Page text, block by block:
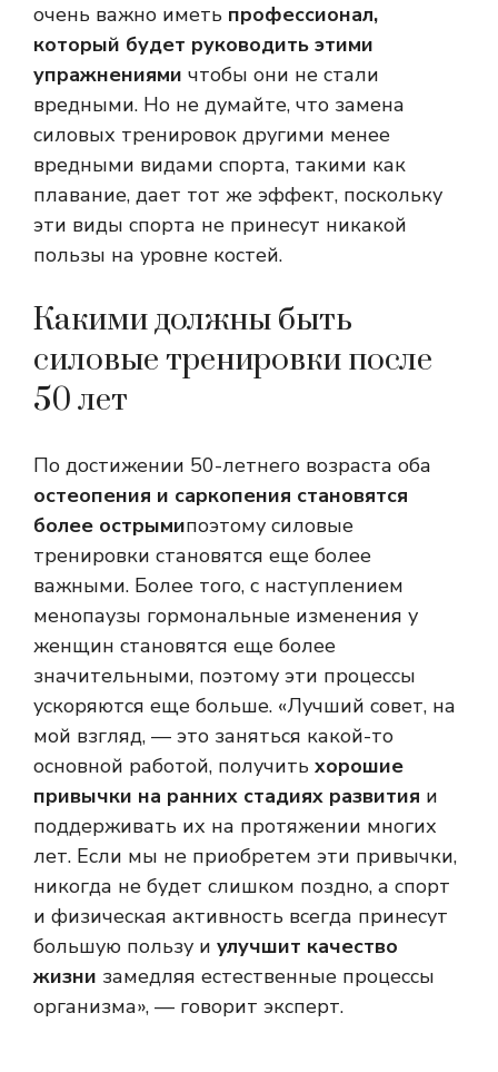
очень важно иметь профессионал,
который будет руководить этими
упражнениями чтобы они не стали
вредными. Но не думайте, что замена
силовых тренировок другими менее
вредными видами спорта, такими как
плавание, дает тот же эффект, поскольку
эти виды спорта не принесут никакой
пользы на уровне костей.
Какими должны быть
силовые тренировки после
50 лет
По достижении 50-летнего возраста оба
остеопения и саркопения становятся
более острымипоэтому силовые
тренировки становятся еще более
важными. Более того, с наступлением
менопаузы гормональные изменения у
женщин становятся еще более
значительными, поэтому эти процессы
ускоряются еще больше. «Лучший совет, на
мой взгляд, — это заняться какой-то
основной работой, получить хорошие
привычки на ранних стадиях развития и
поддерживать их на протяжении многих
лет. Если мы не приобретем эти привычки,
никогда не будет слишком поздно, а спорт
и физическая активность всегда принесут
большую пользу и улучшит качество
жизни замедляя естественные процессы
организма», — говорит эксперт.